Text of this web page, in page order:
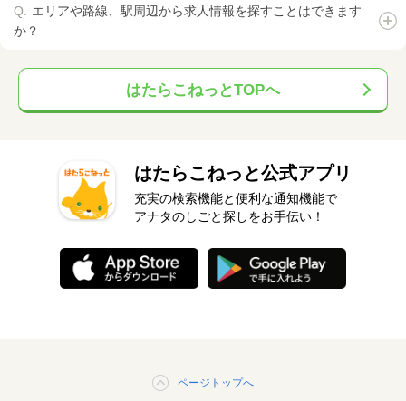
エリアや路線、駅周辺から求人情報を探すことはできます
か？
はたらこねっとTOPへ
はたらこねっと公式アプリ
充実の検索機能と便利な通知機能で
アナタのしごと探しをお手伝い！
ページトップへ